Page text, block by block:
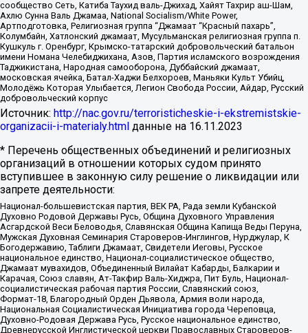
сообщество Сеть, Катиба Таухид валь-Джихад, Хайят Тахрир аш-Шам,
Ахлю Сунна Валь Джамаа, National Socialism/White Power,
Артподготовка, Религиозная группа “Джамаат “Красный пахарь”,
Колумбайн, Хатлонский джамаат, Мусульманская религиозная группа п.
Кушкуль г. Оренбург, Крымско-татарский добровольческий батальон
имени Номана Челебиджихана, Азов, Партия исламского возрождения
Таджикистана, Народная самооборона, Дуббайский джамаат,
московская ячейка, Батал-Хаджи Белхороев, Маньяки Культ Убийц,
Молодёжь Которая Улыбается, Легион Свобода России, Айдар, Русский
добровольческий корпус
Источник: http://nac.gov.ru/terroristicheskie-i-ekstremistskie-
organizacii-i-materialy.html данные на 16.11.2023
* Перечень общественных объединений и религиозных
организаций в отношении которых судом принято
вступившее в законную силу решение о ликвидации или
запрете деятельности:
Национал-большевистская партия, ВЕК РА, Рада земли Кубанской
Духовно Родовой Державы Русь, Община Духовного Управления
Асгардской Веси Беловодья, Славянская Община Капища Веды Перуна,
Мужская Духовная Семинария Староверов-Инглингов, Нурджулар, К
Богодержавию, Таблиги Джамаат, Свидетели Иеговы, Русское
национальное единство, Национал-социалистическое общество,
Джамаат мувахидов, Объединенный Вилайат Кабарды, Балкарии и
Карачая, Союз славян, Ат-Такфир Валь-Хиджра, Пит Буль, Национал-
социалистическая рабочая партия России, Славянский союз,
Формат-18, Благородный Орден Дьявола, Армия воли народа,
Национальная Социалистическая Инициатива города Череповца,
Духовно-Родовая Держава Русь, Русское национальное единство,
Древнерусской Инглистической церкви Православных Староверов-